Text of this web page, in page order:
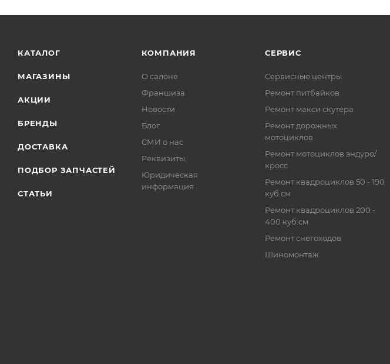
КАТАЛОГ
МАГАЗИНЫ
АКЦИИ
БРЕНДЫ
ДОСТАВКА
ПОДБОР ЗАПЧАСТЕЙ
СТАТЬИ
КОМПАНИЯ
О салоне
Франшиза
Новости
Блог
СМИ о нас
Реквизиты
Юридическая
информация
СЕРВИС
Сервисные центры
Ремонт питбайков
Ремонт макси скутера
Ремонт дорожных
мотоциклов
Ремонт мотоциклов эндуро/
кросс
Ремонт квадроциклов 50 - 190
куб.см
Ремонт квадроциклов 200 -
400 куб.см
Ремонт снегоходов
Шиномонтаж